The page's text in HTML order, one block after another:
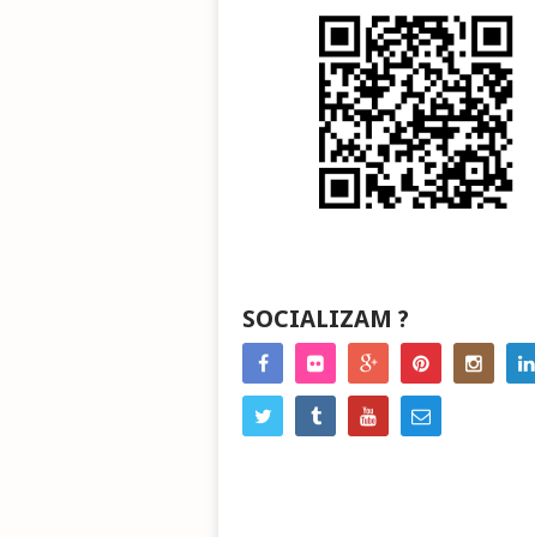
SOCIALIZAM ?